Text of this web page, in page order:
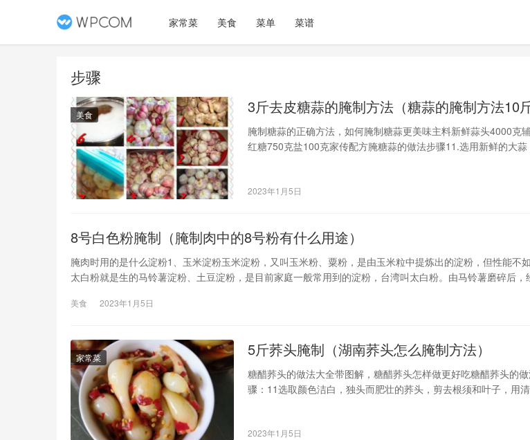
家常菜 美食 菜单 菜谱
步骤
美食 3斤去皮糖蒜的腌制方法（糖蒜的腌制方法10
腌制糖蒜的正确方法，如何腌制糖蒜更美味主料新鲜蒜头4000克
红糖750克盐100克家传配方腌糖蒜的做法步骤11.选用新鲜的大
2023年1月5日
8号白色粉腌制（腌制肉中的8号粉有什么用途）
腌肉时用的是什么淀粉1、玉米淀粉玉米淀粉，又叫玉米粉、粟粉，是由玉米粒中提炼出的淀粉，但性能不
太白粉就是生的马铃薯淀粉、土豆淀粉，是目前家庭一般常用到的淀粉，台湾叫太白粉。由马铃薯磨碎后
美食 2023年1月5日
家常菜 5斤荞头腌制（湖南荞头怎么腌制方法）
糖醋荞头的做法大全带图解，糖醋荞头怎样做更好吃糖醋荞头的
骤：11选取颜色洁白，独头而肥壮的荞头，剪去根须和叶子，用
2023年1月5日